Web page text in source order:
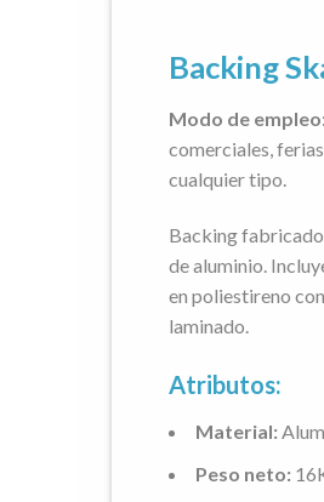
Backing
Modo de empleo:
comerciales,
cualquier tipo.
Backing
de aluminio.
en poliestireno
laminado.
Atributos:
Material:
Peso neto: